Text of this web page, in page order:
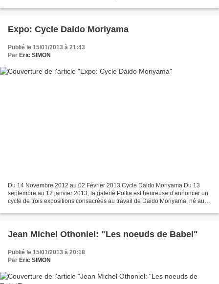
Expo: Cycle Daido Moriyama
Publié le 15/01/2013 à 21:43
Par Eric SIMON
Du 14 Novembre 2012 au 02 Février 2013 Cycle Daido Moriyama Du 13
septembre au 12 janvier 2013, la galerie Polka est heureuse d’annoncer un
cycle de trois expositions consacrées au travail de Daido Moriyama, né au
Jean Michel Othoniel: "Les noeuds de Babel"
Publié le 15/01/2013 à 20:18
Par Eric SIMON